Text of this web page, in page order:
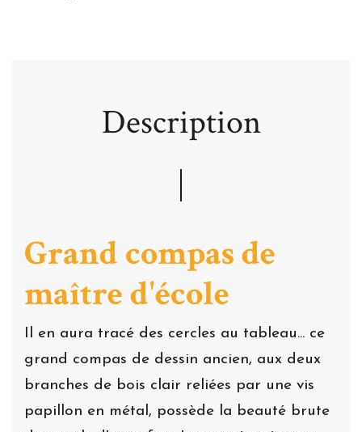
Description
Grand compas de
maître d'école
Il en aura tracé des cercles au tableau... ce
grand compas de dessin ancien, aux deux
branches de bois clair reliées par une vis
papillon en métal, possède la beauté brute